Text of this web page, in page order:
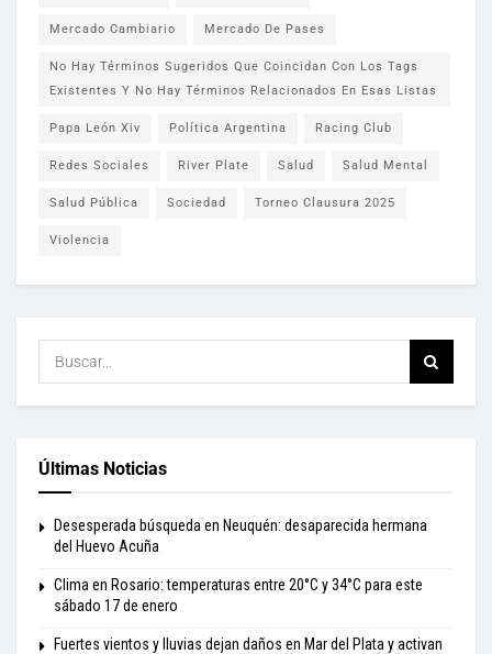
Mercado Cambiario Mercado De Pases
No Hay Términos Sugeridos Que Coincidan Con Los Tags
Existentes Y No Hay Términos Relacionados En Esas Listas
Papa León Xiv Política Argentina Racing Club
Redes Sociales River Plate Salud Salud Mental
Salud Pública Sociedad Torneo Clausura 2025
Violencia
Últimas Noticias
Desesperada búsqueda en Neuquén: desaparecida hermana
del Huevo Acuña
Clima en Rosario: temperaturas entre 20°C y 34°C para este
sábado 17 de enero
Fuertes vientos y lluvias dejan daños en Mar del Plata y activan